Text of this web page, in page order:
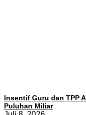
Insentif Guru dan TPP
Puluhan Miliar